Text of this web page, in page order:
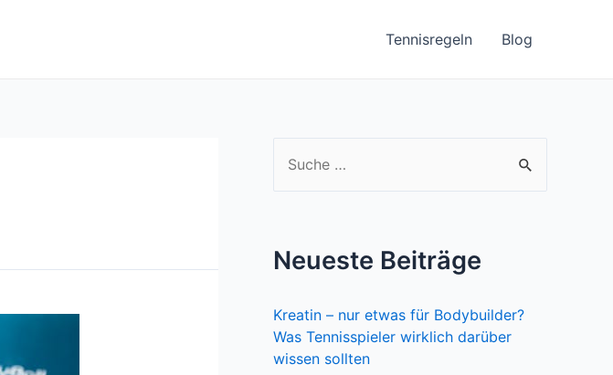
Tennisregeln Blog
e
n
a
Neueste Beiträge
Kreatin – nur etwas für Bodybuilder?
Was Tennisspieler wirklich darüber
wissen sollten